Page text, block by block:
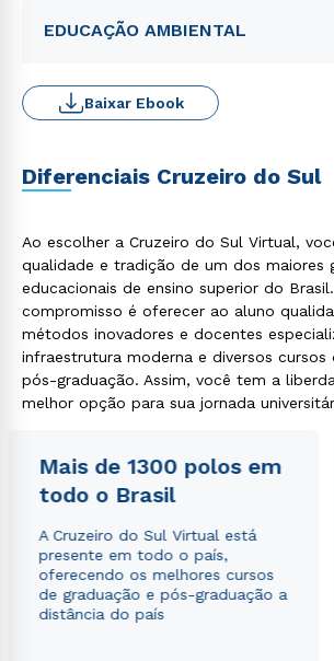
EDUCAÇÃO AMBIENTAL
Baixar Ebook
Diferenciais Cruzeiro do Sul
Ao escolher a Cruzeiro do Sul Virtual,
qualidade e tradição de um dos maiores
educacionais de ensino superior do
compromisso é oferecer ao aluno
métodos inovadores e docentes
infraestrutura moderna e diversos cursos
pós-graduação. Assim, você tem a
melhor opção para sua jornada
Mais de 1300 polos em
todo o Brasil
A Cruzeiro do Sul Virtual está
presente em todo o país,
oferecendo os melhores cursos
de graduação e pós-graduação a
distância do país
WhatsApp
ou
autorizo que meus dados sejam
envio de conteúdos da Cruzeiro do Sul.